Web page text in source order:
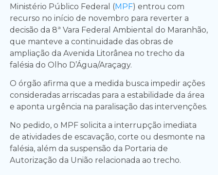
Ministério Público Federal (MPF) entrou com
recurso no início de novembro para reverter a
decisão da 8ª Vara Federal Ambiental do Maranhão,
que manteve a continuidade das obras de
ampliação da Avenida Litorânea no trecho da
falésia do Olho D’Água/Araçagy.
O órgão afirma que a medida busca impedir ações
consideradas arriscadas para a estabilidade da área
e aponta urgência na paralisação das intervenções.
No pedido, o MPF solicita a interrupção imediata
de atividades de escavação, corte ou desmonte na
falésia, além da suspensão da Portaria de
Autorização da União relacionada ao trecho.